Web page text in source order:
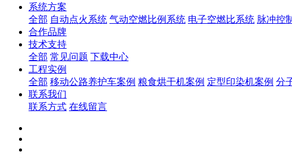
系统方案
全部 自动点火系统 气动空燃比例系统 电子空燃比系统 脉冲控
合作品牌
技术支持
全部 常见问题 下载中心
工程实例
全部 移动公路养护车案例 粮食烘干机案例 定型印染机案例 分
联系我们
联系方式 在线留言